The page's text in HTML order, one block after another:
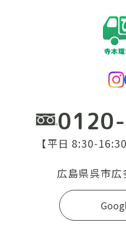
【平日 8:30-
広島県呉市